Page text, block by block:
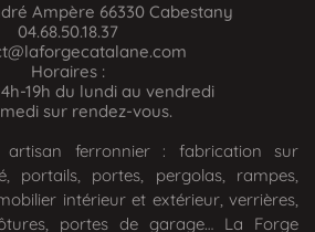
Ampère 66330 Cabestany
04.68.50.18.37
Horaires :
19h du lundi au vendredi
sur rendez-vous.
artisan ferronnier : fabrication sur
portails, portes, pergolas, rampes,
intérieur et extérieur, verrières,
portes de garage… La Forge